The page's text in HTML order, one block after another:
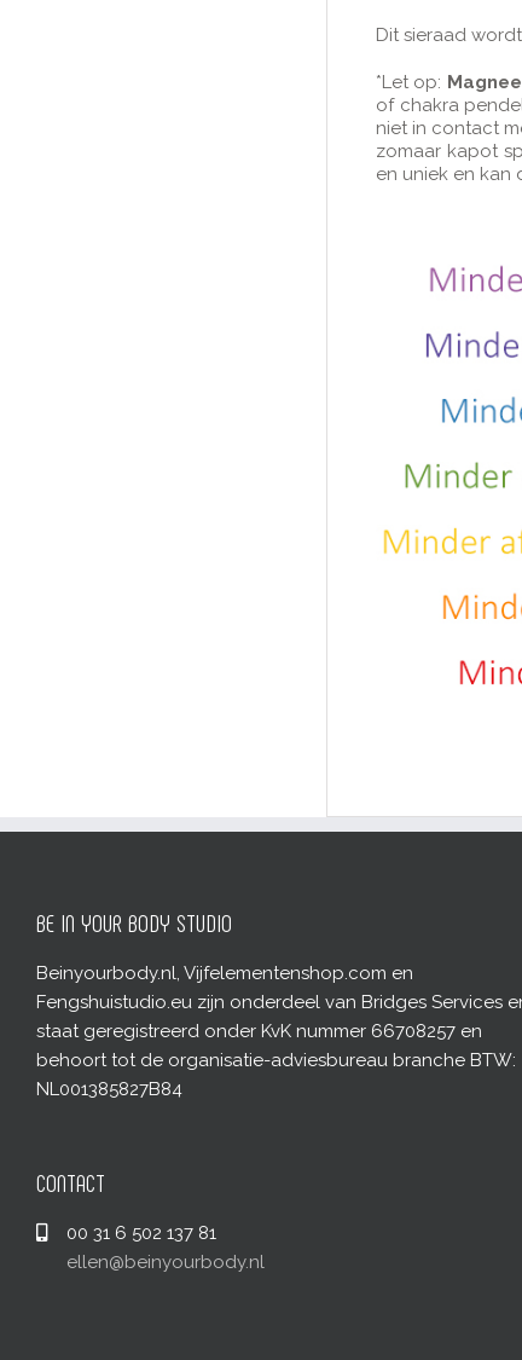
Dit sieraad
*Let op:
of chakra
niet in contact
zomaar kapot
en uniek en kan
BE IN YOUR BODY STUDIO
Beinyourbody.nl, Vijfelementenshop.com en
Fengshuistudio.eu zijn onderdeel van Bridges Services
staat geregistreerd onder KvK nummer 66708257 en
behoort tot de organisatie-adviesbureau branche BTW:
NL001385827B84
CONTACT
00 31 6 502 137 81
ellen@beinyourbody.nl